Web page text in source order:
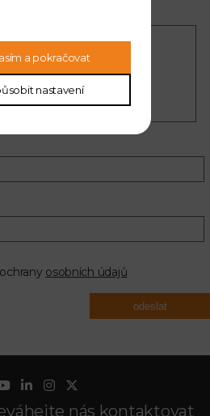
osobních údajů
odeslat
nás kontaktovat
a pokračovat
nastavení